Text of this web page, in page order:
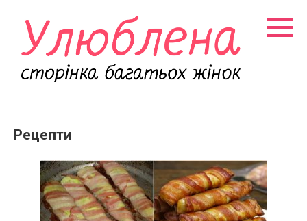
контенту
Рецепти